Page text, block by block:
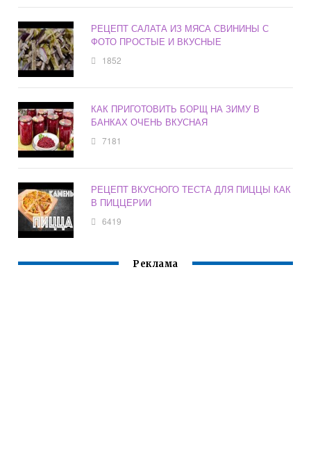
РЕЦЕПТ САЛАТА ИЗ МЯСА СВИНИНЫ С
ФОТО ПРОСТЫЕ И ВКУСНЫЕ
1852
КАК ПРИГОТОВИТЬ БОРЩ НА ЗИМУ В
БАНКАХ ОЧЕНЬ ВКУСНАЯ
7181
РЕЦЕПТ ВКУСНОГО ТЕСТА ДЛЯ ПИЦЦЫ КАК
В ПИЦЦЕРИИ
6419
Реклама